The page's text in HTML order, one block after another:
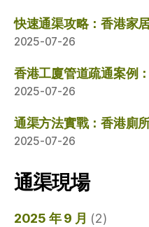
快速通渠攻略：香港家
2025-07-26
香港工廈管道疏通案例
2025-07-26
通渠方法實戰：香港廁
2025-07-26
通渠現場
2025 年 9 月 (2)